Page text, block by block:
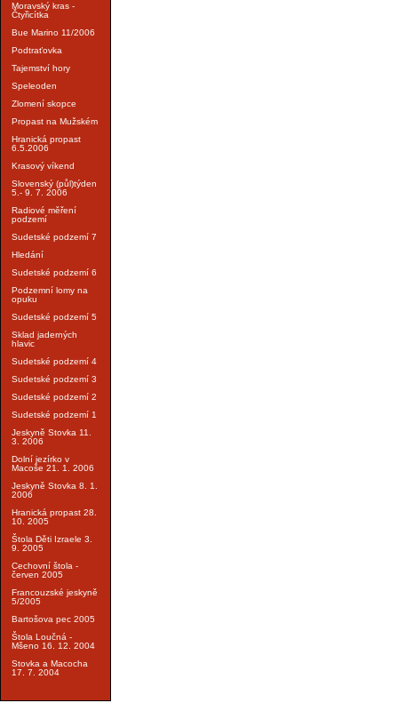
Moravský kras -
Čtyřicítka
Bue Marino 11/2006
Podtraťovka
Tajemství hory
Speleoden
Zlomení skopce
Propast na Mužském
Hranická propast
6.5.2006
Krasový víkend
Slovenský (půl)týden
5.- 9. 7. 2006
Radiové měření
podzemí
Sudetské podzemí 7
Hledání
Sudetské podzemí 6
Podzemní lomy na
opuku
Sudetské podzemí 5
Sklad jaderných
hlavic
Sudetské podzemí 4
Sudetské podzemí 3
Sudetské podzemí 2
Sudetské podzemí 1
Jeskyně Stovka 11.
3. 2006
Dolní jezírko v
Macoše 21. 1. 2006
Jeskyně Stovka 8. 1.
2006
Hranická propast 28.
10. 2005
Štola Děti Izraele 3.
9. 2005
Cechovní štola -
červen 2005
Francouzské jeskyně
5/2005
Bartošova pec 2005
Štola Loučná -
Mšeno 16. 12. 2004
Stovka a Macocha
17. 7. 2004